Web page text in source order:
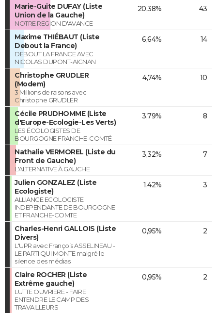
Marie-Guite DUFAY (Liste
Union de la Gauche)
NOTRE REGION D'AVANCE
20,38% 43
Maxime THIÉBAUT (Liste
Debout la France)
DEBOUT LA FRANCE AVEC
NICOLAS DUPONT-AIGNAN
6,64% 14
Christophe GRUDLER
(Modem)
3 Millions de raisons avec
Christophe GRUDLER
4,74% 10
Cécile PRUDHOMME (Liste
d'Europe-Ecologie-Les Verts)
LES ÉCOLOGISTES DE
BOURGOGNE FRANCHE-COMTÉ
3,79% 8
Nathalie VERMOREL (Liste du
Front de Gauche)
L'ALTERNATIVE À GAUCHE
3,32% 7
Julien GONZALEZ (Liste
Ecologiste)
ALLIANCE ECOLOGISTE
INDEPENDANTE DE BOURGOGNE
ET FRANCHE-COMTE
1,42% 3
Charles-Henri GALLOIS (Liste
Divers)
L'UPR avec François ASSELINEAU -
LE PARTI QUI MONTE malgré le
silence des médias
0,95% 2
Claire ROCHER (Liste
Extrême gauche)
LUTTE OUVRIERE - FAIRE
ENTENDRE LE CAMP DES
TRAVAILLEURS
0,95% 2